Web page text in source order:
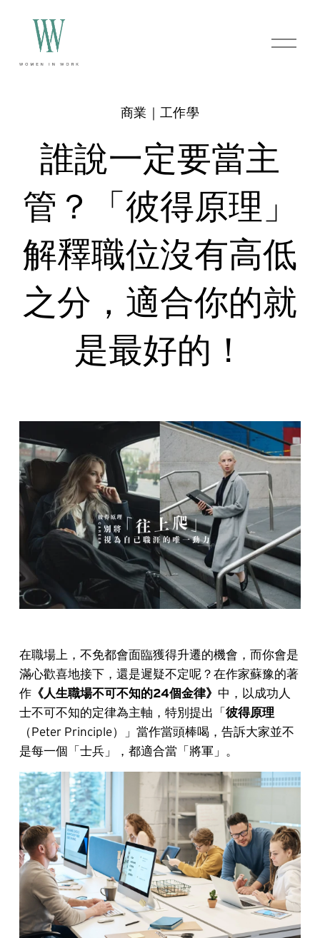
O
p
誰說一定要當主
管？「彼得原理」
解釋職位沒有高低
之分，適合你的就
是最好的！
商業｜工作學
在職場上，不免都會面臨獲得升遷的機會，而你會是
滿心歡喜地接下，還是遲疑不定呢？在作家蘇豫的著
作《人生職場不可不知的24個金律》 中，以成功人
士不可不知的定律為主軸，特別提出「彼得原理
（Peter Principle）」當作當頭棒喝，告訴大家並不
是每一個「士兵」，都適合當「將軍」。